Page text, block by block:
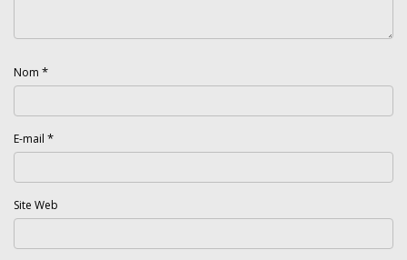
Nom *
E-mail *
Site Web